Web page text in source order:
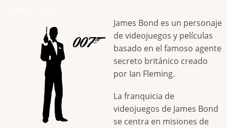
James Bond es un personaje
de videojuegos y películas
basado en el famoso agente
secreto británico creado
por Ian Fleming.
La franquicia de
videojuegos de James Bond
se centra en misiones de